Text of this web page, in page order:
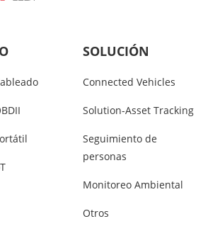
SOLUCIÓN
Connected Vehicles
Solution-Asset Tracking
Seguimiento de
personas
Monitoreo Ambiental
Otros